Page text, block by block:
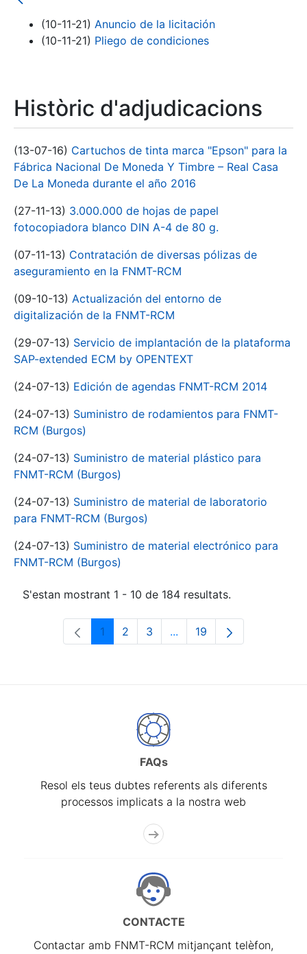
(10-11-21) Anuncio de la licitación
(10-11-21) Pliego de condiciones
Històric d'adjudicacions
(13-07-16) Cartuchos de tinta marca "Epson" para la
Fábrica Nacional De Moneda Y Timbre – Real Casa
De La Moneda durante el año 2016
(27-11-13) 3.000.000 de hojas de papel
fotocopiadora blanco DIN A-4 de 80 g.
(07-11-13) Contratación de diversas pólizas de
aseguramiento en la FNMT-RCM
(09-10-13) Actualización del entorno de
digitalización de la FNMT-RCM
(29-07-13) Servicio de implantación de la plataforma
SAP-extended ECM by OPENTEXT
(24-07-13) Edición de agendas FNMT-RCM 2014
(24-07-13) Suministro de rodamientos para FNMT-
RCM (Burgos)
(24-07-13) Suministro de material plástico para
FNMT-RCM (Burgos)
(24-07-13) Suministro de material de laboratorio
para FNMT-RCM (Burgos)
(24-07-13) Suministro de material electrónico para
FNMT-RCM (Burgos)
S'estan mostrant 1 - 10 de 184 resultats.
Pàgina
1 Pàgina
2 Pàgina
3 ...Pàgines intermèdies
Pàgina
19
FAQs
Resol els teus dubtes referents als diferents
processos implicats a la nostra web
CONTACTE
Contactar amb FNMT-RCM mitjançant telèfon,